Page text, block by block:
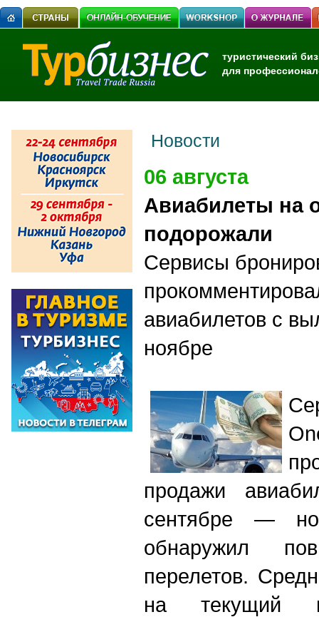
туристический
для
Новости
06 августа
Авиабилеты на
подорожали
Сервисы
авиабилетов с
ноябре
продажи
сентябре —
обнаружил
перелетов.
на текущий